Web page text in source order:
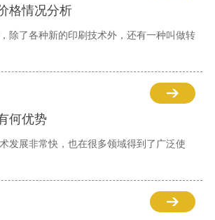
格情况分析
除了各种新的印刷技术外，还有一种叫做转
何优势
发展非常快，也在很多领域得到了广泛使